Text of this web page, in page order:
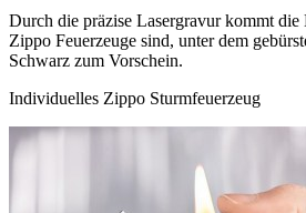
Durch die präzise Lasergravur kommt die
Zippo Feuerzeuge sind, unter dem
Schwarz zum Vorschein.
Individuelles Zippo Sturmfeuerzeug